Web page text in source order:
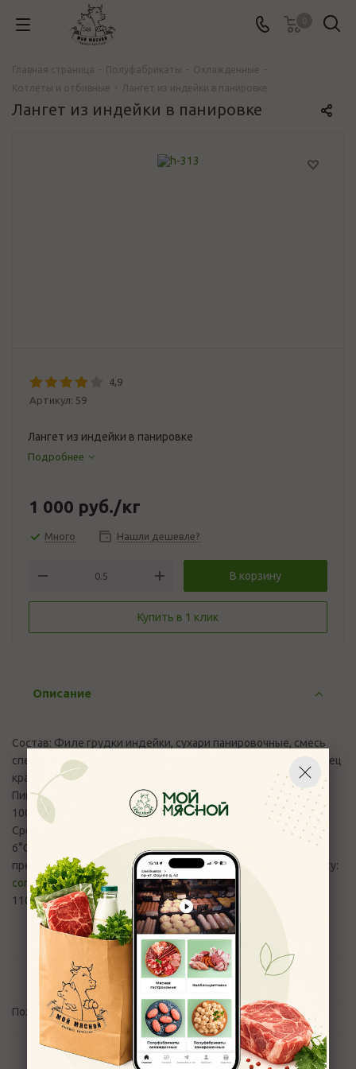
Лангет из индейки в панировке
4,9
Артикул: 59
Лангет из индейки в панировке
Подробнее
1 000 руб./кг
Много Нашли дешевле?
В корзину
Купить в 1 клик
Описание
Состав: Филе грудки индейки, сухари панировочные, смесь
специй (пряность «Карри», имбирь, кориандр, пажитник, перец
красный, петрушка), масло подсолнечное.
Пищевая и энергетическая ценность (среднее значения)
100 г: Б-1,5 г., Ж- 25,8 г., У-1,05 г. 250 ккал/ 1023 кДж
Срок годности: 12 часов. Хранить при температуре от 2 до
6°С, при влажности воздуха не более 75%. Вопросы и
претензии по качеству продукции принимаются по эл.адресу:
control_moymyasnoy76@mail.ruи телефону +7(4852) 700-
110
Отзывы
Пожалуйста, авторизуйтесь, чтобы оставить отзыв.
Задать вопрос